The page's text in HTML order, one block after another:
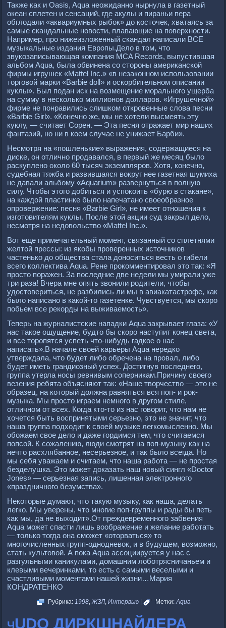
Также как и Oasis, Aqua неожиданно нырнула в газетный
океан сплетен и сенсаций, где акулы и пираньи пера
обглодали «аквариумных рыбок» до косточек, хватаясь за
самые скандальные новости, плавающие на поверхности.
Например, про нижеизложенный скандал написали ВСЕ
музыкальные издания Европы.Дело в том, что
звукозаписывающая компания MCA Records, выпустившая
альбом Aqua, была обвинена со стороны американской
фирмы игрушек «Mattel Inc.» «в незаконном использовании
торговой марки «Barbie doll» и оскорбительном описании
куклы». Был подан иск на возмещение морального ущерба
на сумму в несколько миллионов долларов. «Игрушечной»
фирме не понравились слишком откровенные слова песни
«Barbie Girl». «Конечно же, мы не хотели высмеять эту
куклу, — считает Сорен. — Эта песня отражает мир наших
фантазий, но ни в коем случае не унижает Барби».
Несмотря на «пошленькие» выражения, содержащиеся на
диске, он отлично продавался, в первый же месяц было
раскуплено около 60 тысяч экземпляров. Хотя, конечно,
судебная тяжба и развившаяся вокруг нее газетная шумиха
не давали альбому «Aquarium» развернуться в полную
силу. Чтобы этого добиться и успокоить «бурю в стакане»,
на каждой пластинке было напечатано своеобразное
опровержение: песня «Barbie Girl», не имеет отношения к
изготовителям куклы. После этой акции суд закрыл дело,
несмотря на недовольство «Mattel Inc.».
Вот еще примечательный момент, связанный со сплетнями
желтой прессы: из якобы проверенных источников
частенько до общества стала доноситься весть о гибели
всего коллектива Aqua. Рене прокомментировал это так: «Я
просто поражен. За последние две недели мы умирали уже
три раза! Вчера мне опять звонили родители, чтобы
удостовериться, не разбились ли мы в авиакатастрофе, как
было написано в какой-то газетенке. Чувствуется, мы скоро
побьем все рекорды на выживаемость».
Теперь на журналистские нападки Aqua закрывает глаза: «У
нас такое ощущение, будто бы скоро наступит конец света,
и все торопятся успеть что-нибудь гадкое о нас
написать».В начале своей карьеры Aqua нередко
утверждала, что будет либо обречена на провал, либо
будет иметь грандиозный успех. Достигнув последнего,
группа утерла носы ревнивым соперникам.Причину своего
везения ребята объясняют так: «Наше творчество — это не
образец, на который должна равняться вся поп- и рок-
музыка. Мы просто играем немного в другом стиле,
отличном от всех. Когда кто-то из нас говорит, что нам не
хочется быть воспринятыми серьезно, это не значит, что
наша группа подходит к своей музыке легкомысленно. Мы
обожаем свое дело и даже гордимся тем, что считаемся
попсой. К сожалению, люди смотрят на поп-музыку как на
нечто расхлябанное, несерьезное, и так было всегда. Но
мы себя уважаем и считаем, что наша работа — не простая
безделушка. Это может доказать наш новый сингл «Doctor
Jones» — серьезная запись, лишенная электронного
«праздничного безумства».
Некоторые думают, что такую музыку, как наша, делать
легко. Мы уверены, что многие поп-группы и рады бы петь
как мы, да не выходит».От преждевременного забвения
Aqua может спасти лишь воображение и желание работать
— только тогда она сможет «оторваться» то
многочисленных групп-однодневок, и в будущем, возможно,
стать культовой. А пока Aqua ассоциируется у нас с
разгульными каникулами, домашним лоботрясничаньем и
клевыми вечеринками, то есть с самыми веселыми и
счастливыми моментами нашей жизни…Мария
КОНДРАТЕНКО
Рубрика: 1998,ЖЗЛ, Интервью| Метки: Aqua
чUDO ДИРКШНАЙДЕРА